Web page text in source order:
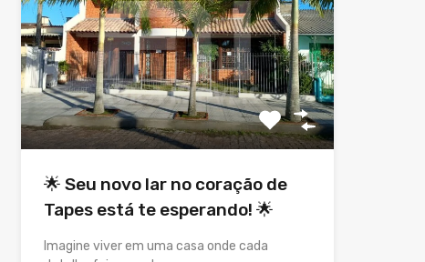
🌟 Seu novo lar no coração de
Tapes está te esperando! 🌟
Imagine viver em uma casa onde cada